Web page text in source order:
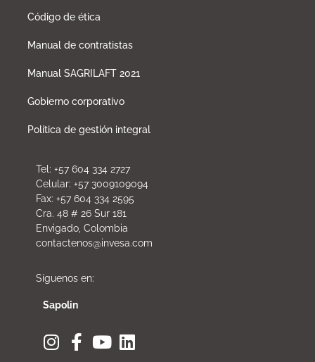
Código de ética
Manual de contratistas
Manual SAGRILAFT 2021
Gobierno corporativo
Política de gestión integral
Tel: +57 604 334 2727
Celular: +57 3009109094
Fax: +57 604 334 2595
Cra. 48 # 26 Sur 181
Envigado, Colombia
contactenos@invesa.com
Síguenos en:
Sapolin